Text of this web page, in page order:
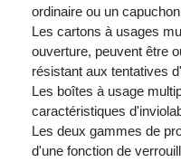
ordinaire ou un
Les cartons à usages
ouverture, peuvent être
résistant aux tentatives
Les boîtes à usage
caractéristiques
Les deux gammes de
d'une fonction de